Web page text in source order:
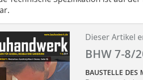
Dieser Artikel
BHW 7-8/
BAUSTELLE DES